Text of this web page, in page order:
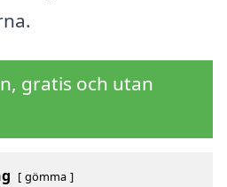
gratis och utan
gömma